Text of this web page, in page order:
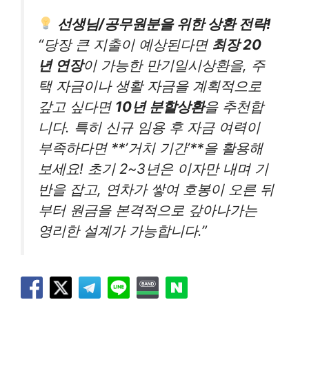
선생님/공무원분을 위한 상환 전략!
“당장 큰 지출이 예상된다면 최장 20
년 연장이 가능한 만기일시상환을, 주
택 자금이나 생활 자금을 계획적으로
갚고 싶다면 10년 분할상환을 추천합
니다. 특히 신규 임용 후 자금 여력이
부족하다면 **’거치 기간’**을 활용해
보세요! 초기 2~3년은 이자만 내며 기
반을 잡고, 연차가 쌓여 호봉이 오른 뒤
부터 원금을 본격적으로 갚아나가는
영리한 설계가 가능합니다.”